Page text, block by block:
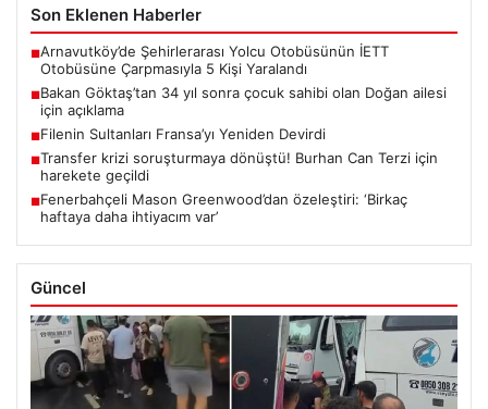
Son Eklenen Haberler
■Arnavutköy’de Şehirlerarası Yolcu Otobüsünün İETT
Otobüsüne Çarpmasıyla 5 Kişi Yaralandı
■Bakan Göktaş’tan 34 yıl sonra çocuk sahibi olan Doğan ailesi
için açıklama
■Filenin Sultanları Fransa’yı Yeniden Devirdi
■Transfer krizi soruşturmaya dönüştü! Burhan Can Terzi için
harekete geçildi
■Fenerbahçeli Mason Greenwood’dan özeleştiri: ‘Birkaç
haftaya daha ihtiyacım var’
Güncel